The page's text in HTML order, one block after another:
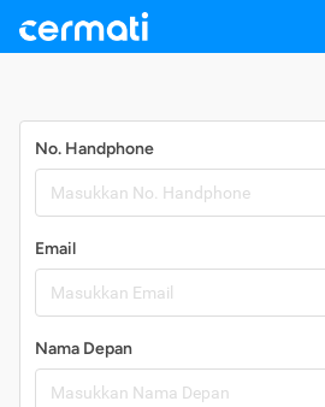
No. Handphone
Email
Nama Depan